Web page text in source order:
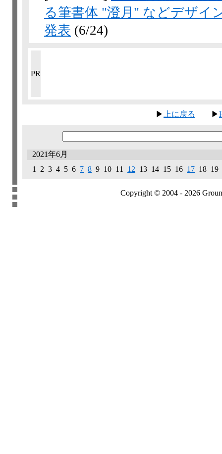
る筆書体 "澄月" などデザイ
発表 (6/24)
PR
▶ 上に戻る ▶
2021年6月
1 2 3 4 5 6 7 8 9 10 11 12 13 14 15 16 17 18
Copyright © 2004 - 2026